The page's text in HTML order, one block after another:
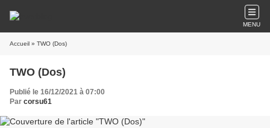
MENU
Accueil » TWO (Dos)
TWO (Dos)
Publié le 16/12/2021 à 07:00
Par corsu61